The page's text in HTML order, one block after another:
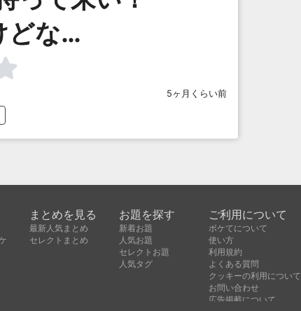
どな…
5ヶ月くらい前
まとめを見る
最新人気まとめ
セレクトまとめ
お題を探す
新着お題
人気お題
セレクトお題
人気タグ
ご利用について
ボケてについて
使い方
利用規約
よくある質問
クッキーの利用について
お問い合わせ
広告掲載について